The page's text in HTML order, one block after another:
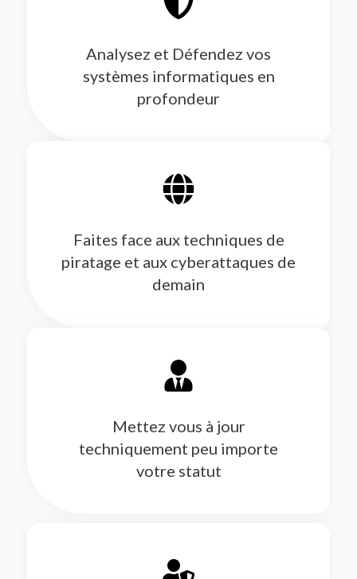
Analysez et Défendez vos
systèmes informatiques en
profondeur
Faites face aux techniques de
piratage et aux cyberattaques de
demain
Mettez vous à jour
techniquement peu importe
votre statut